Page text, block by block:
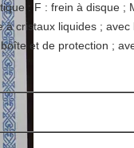
: F : frein à disque ;
à cristaux liquides ; avec
et de protection ;